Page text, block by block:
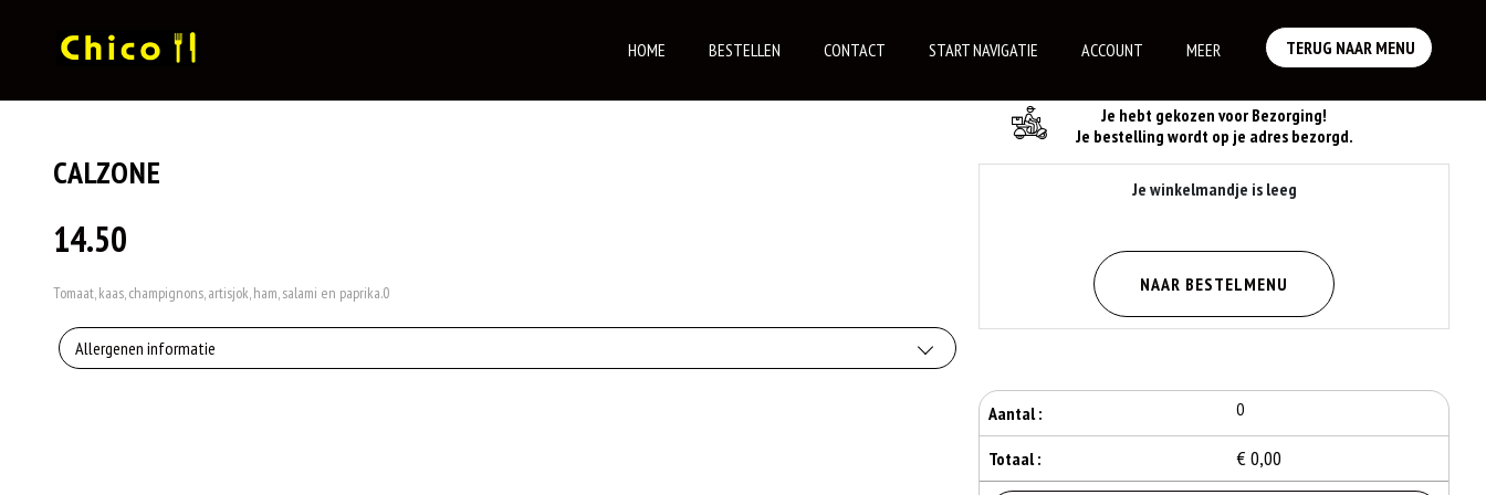
HOME BESTELLEN CONTACT START NAVIGATIE ACCOUNT MEER TERUG NAAR MENU
CALZONE
14.50
Tomaat, kaas, champignons, artisjok, ham, salami en paprika.0
Allergenen informatie
Je hebt gekozen voor Bezorging!
Je bestelling wordt op je adres bezorgd.
Je winkelmandje is leeg
NAAR BESTELMENU
Aantal : 0
Totaal : € 0,00
Je Bestelling